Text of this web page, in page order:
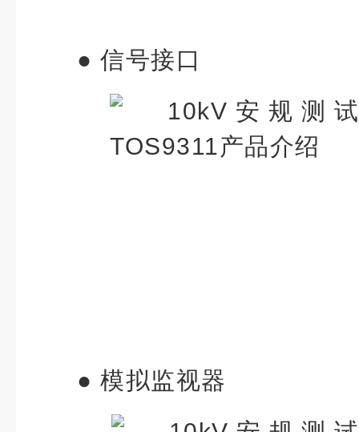
● 信号接口
● 模拟监视器